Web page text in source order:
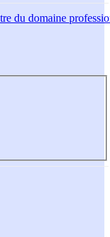
du domaine